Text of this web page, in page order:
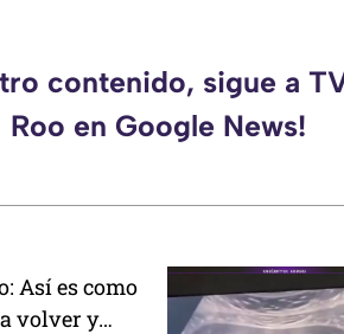
contenido, sigue a
Roo en Google News!
Así es como
volver y